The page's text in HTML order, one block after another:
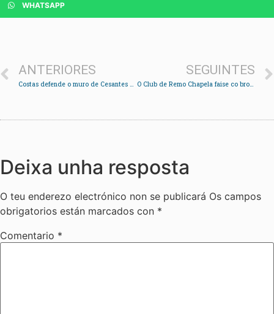
WHATSAPP
ANTERIORES
Costas defende o muro de Cesantes por axustarse a legalidade e non provocar danos adicionais
SEGUINTES
O Club de Remo Chapela faise co bronce no Campionato de España de Traineriñas
Deixa unha resposta
O teu enderezo electrónico non se publicará Os campos
obrigatorios están marcados con *
Comentario *